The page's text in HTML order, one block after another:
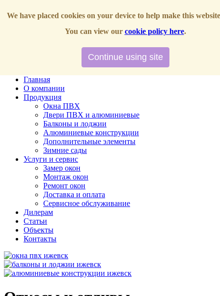
г. Ижевск, ул. Буммашевская 7/1, ДЦ Крокус, офис 215.
Главная
О компании
Продукция
Окна ПВХ
Двери ПВХ и алюминиевые
Балконы и лоджии
Алюминиевые конструкции
Дополнительные элементы
Зимние сады
Услуги и сервис
Замер окон
Монтаж окон
Ремонт окон
Доставка и оплата
Сервисное обслуживание
Дилерам
Статьи
Объекты
Контакты
We have placed cookies on your device to help make this
You can view our cookie policy here.
Continue using site